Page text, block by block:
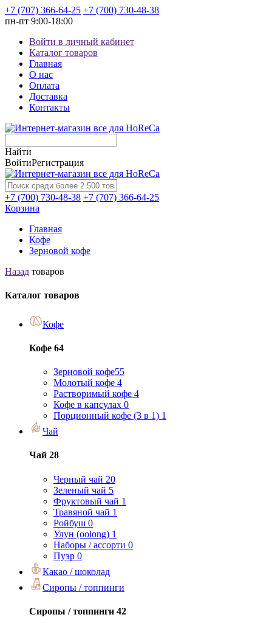
+7 (707) 366-64-25 +7 (700) 730-48-38
пн-пт 9:00-18:00
Войти в личный кабинет
Каталог товаров
Главная
О нас
Оплата
Доставка
Контакты
Найти
ВойтиРегистрация
+7 (700) 730-48-38 +7 (707) 366-64-25
Корзина
Главная
Кофе
Зерновой кофе
Назад товаров
Каталог товаров
Кофе
Кофе 64
Зерновой кофе55
Молотый кофе 4
Растворимый кофе 4
Кофе в капсулах 0
Порционный кофе (3 в 1) 1
Чай
Чай 28
Черный чай 20
Зеленый чай 5
Фруктовый чай 1
Травяной чай 1
Ройбуш 0
Улун (oolong) 1
Наборы / ассорти 0
Пуэр 0
Какао / шоколад
Сиропы / топпинги
Сиропы / топпинги 42